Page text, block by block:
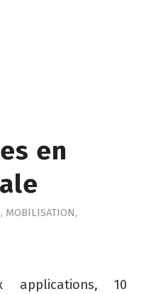
en
, MOBILISATION,
10